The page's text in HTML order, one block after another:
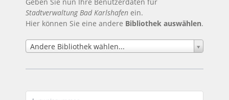
Stadtverwaltung Bad Karlshafen ein.
Hier können Sie eine andere Bibliothek auswählen.
Andere Bibliothek wählen...